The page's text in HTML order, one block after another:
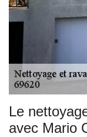
Le
avec Mario